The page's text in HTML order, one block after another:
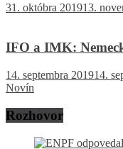
31. októbra 201913.
IFO a IMK:
14. septembra 201914.
Novín
Rozhovor